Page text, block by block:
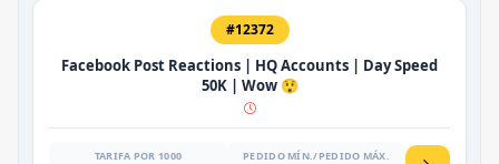
#12372
Facebook Post Reactions | HQ Accounts | Day Speed
50K | Wow 😲
TARIFA POR 1000 PEDIDO MÍN./PEDIDO MÁX.